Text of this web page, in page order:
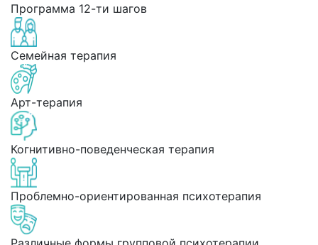
Программа 12-ти шагов
Семейная терапия
Арт-терапия
Когнитивно-поведенческая терапия
Проблемно-ориентированная психотерапия